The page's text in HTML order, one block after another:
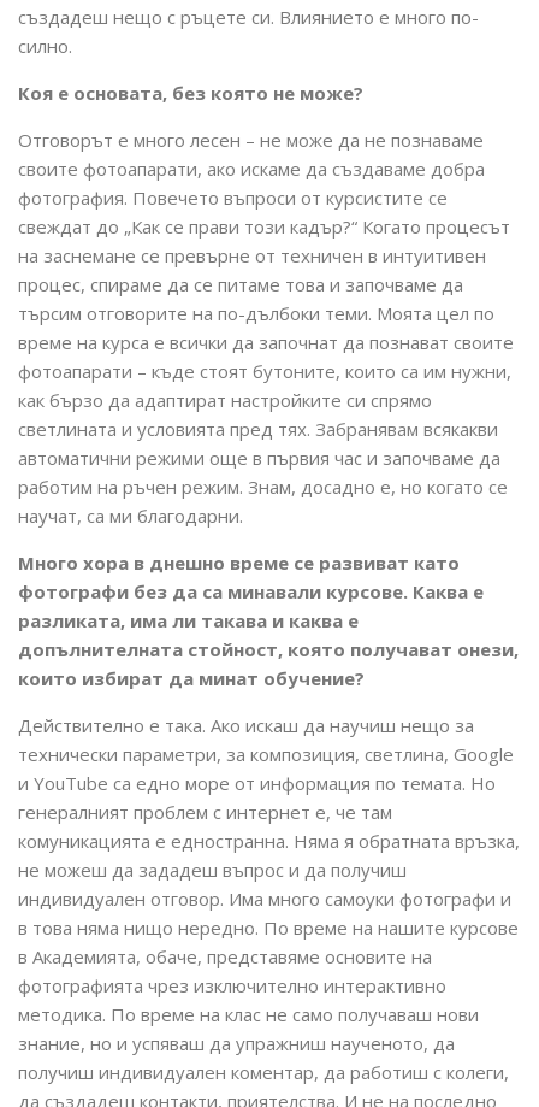
създадеш нещо с ръцете си. Влиянието е много по-
силно.
Коя е основата, без която не може?
Отговорът е много лесен – не може да не познаваме
своите фотоапарати, ако искаме да създаваме добра
фотография. Повечето въпроси от курсистите се
свеждат до „Как се прави този кадър?“ Когато процесът
на заснемане се превърне от техничен в интуитивен
процес, спираме да се питаме това и започваме да
търсим отговорите на по-дълбоки теми. Моята цел по
време на курса е всички да започнат да познават своите
фотоапарати – къде стоят бутоните, които са им нужни,
как бързо да адаптират настройките си спрямо
светлината и условията пред тях. Забранявам всякакви
автоматични режими още в първия час и започваме да
работим на ръчен режим. Знам, досадно е, но когато се
научат, са ми благодарни.
Много хора в днешно време се развиват като
фотографи без да са минавали курсове. Каква е
разликата, има ли такава и каква е
допълнителната стойност, която получават онези,
които избират да минат обучение?
Действително е така. Ако искаш да научиш нещо за
технически параметри, за композиция, светлина, Google
и YouTube са едно море от информация по темата. Но
генералният проблем с интернет е, че там
комуникацията е едностранна. Няма я обратната връзка,
не можеш да зададеш въпрос и да получиш
индивидуален отговор. Има много самоуки фотографи и
в това няма нищо нередно. По време на нашите курсове
в Академията, обаче, представяме основите на
фотографията чрез изключително интерактивно
методика. По време на клас не само получаваш нови
знание, но и успяваш да упражниш наученото, да
получиш индивидуален коментар, да работиш с колеги,
да създадеш контакти, приятелства. И не на последно